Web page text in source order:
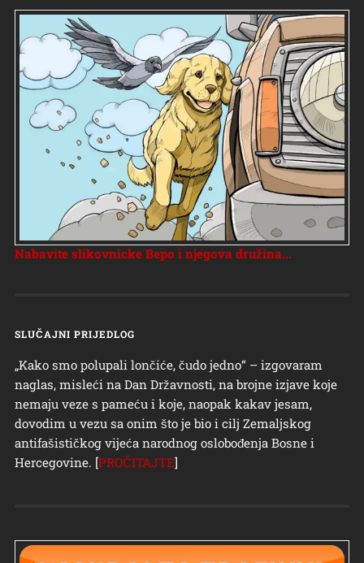
Nabavite slikovnicke Bepo i njegova družina...
SLUČAJNI PRIJEDLOG
„Kako smo polupali lončiće, čudo jedno“ – izgovaram
naglas, misleći na Dan Državnosti, na brojne izjave koje
nemaju veze s pameću i koje, naopak kakav jesam,
dovodim u vezu sa onim što je bio i cilj Zemaljskog
antifašističkog vijeća narodnog oslobođenja Bosne i
Hercegovine. [PROČITAJTE]